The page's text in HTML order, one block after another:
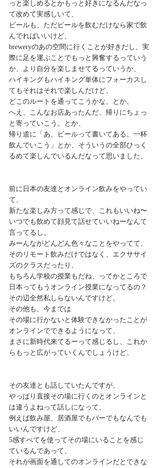
っと楽しめるとかもっと好きになるんだなっ
て改めて実感しいて、
ビールも、ただビールを飲むだけなら家で飲
んでればいいけど、
breweryのあの空間に行くことが好きだし、実
際に足を運ぶことでもっと興奮するっていう
か、より自分を楽しませてるっていうか、
ハイキングもハイキング単体にフォーカスし
てもそれはそれで楽しんだけど、
どこのルートを通ってこうかな、とか、
へえ、こんなお店あったんだ、帰りにちょっ
と寄っていこう。とか、
帰り道に「あ、ビールって書いてある。一杯
飲んでいこう」とか、そういうの全部ひっく
るめて楽しんでいるんだなって思いました。
前に日本の友達とオンライン飲みをやってい
て、
新たな楽しみ方って感じで、これもいいね〜
いつでも飲めて顔見て話せていいねーなんて
言ってるし、
みーんながどんどん色々なことをやってて、
そのリモート飲みだけではなく、エクササイ
ズのクラスだったり、
もちろん学校の授業もだね、ってかところで
日本ってもうオンライン授業になってるの？
その辺全然私しらないんですけど。
その他も、今までは
その場に行かないと体験できなかったことが
オンラインでできるようになって、
まさに新時代来てるーって感じるし、これか
らもっと広がっていくんでしょうけど、
その友達とも話していたんですが、
やっぱり直接その場に行くのとオンラインと
は違うよねって話しになって、
例えば飲み屋、居酒屋でもバーでもなんでも
いいんですけど、
5感すべてを使ってその場にいることを感じ
ているんであって、
それが画面を通してのオンラインだとできな